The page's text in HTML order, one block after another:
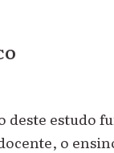
estudo
o